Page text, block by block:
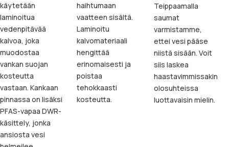
käytetään
laminoitua
vedenpitävää
kalvoa, joka
muodostaa
vankan suojan
kosteutta
vastaan. Kankaan
pinnassa on lisäksi
PFAS-vapaa DWR-
käsittely, jonka
ansiosta vesi
haihtumaan
vaatteen sisältä.
Laminoitu
kalvomateriaali
hengittää
erinomaisesti ja
poistaa
tehokkaasti
kosteutta.
Teippaamalla
saumat
varmistamme,
ettei vesi pääse
niistä sisään. Voit
siis laskea
haastavimmissakin
olosuhteissa
luottavaisin mielin.